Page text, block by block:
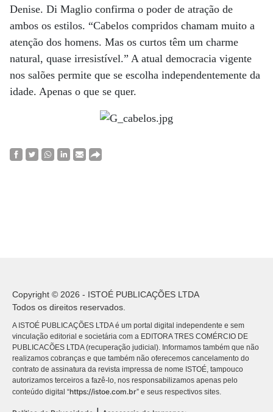
Denise. Di Maglio confirma o poder de atração de
ambos os estilos. “Cabelos compridos chamam muito a
atenção dos homens. Mas os curtos têm um charme
natural, quase irresistível.” A atual democracia vigente
nos salões permite que se escolha independentemente da
idade. Apenas o que se quer.
Copyright © 2026 - ISTOÉ PUBLICAÇÕES LTDA
Todos os direitos reservados.
A ISTOÉ PUBLICAÇÕES LTDA é um portal digital independente e sem
vinculação editorial e societária com a EDITORA TRES COMÉRCIO DE
PUBLICACÕES LTDA (recuperação judicial). Informamos também que não
realizamos cobranças e que também não oferecemos cancelamento do
contrato de assinatura da revista impressa de nome ISTOÉ, tampouco
autorizamos terceiros a fazê-lo, nos responsabilizamos apenas pelo
conteúdo digital “https://istoe.com.br” e seus respectivos sites.